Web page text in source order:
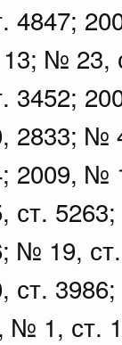
4847;
№ 23,
3452;
2833; №
2009, №
ст.
№ 19,
ст.
№ 1,